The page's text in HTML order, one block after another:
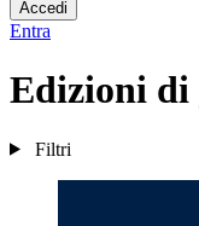
Accedi
Entra
Edizioni di
Filtri